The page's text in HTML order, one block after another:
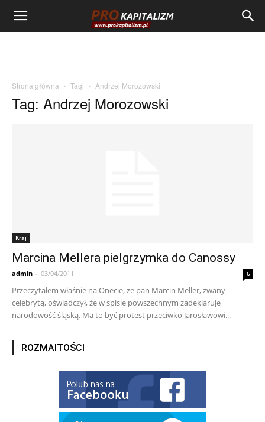
Strona główna Tagi Andrzej Morozowski
Tag: Andrzej Morozowski
Kraj
Marcina Mellera pielgrzymka do Canossy
admin - 03/04/2011 6
Przeczytałem właśnie na Onecie, że pan Marcin Meller, zwany
celebrytą, oświadczył, że w spisie powszechnym zadeklaruje
narodowość śląską. Ma to być protest przeciwko Jarosławowi...
ROZMAITOŚCI